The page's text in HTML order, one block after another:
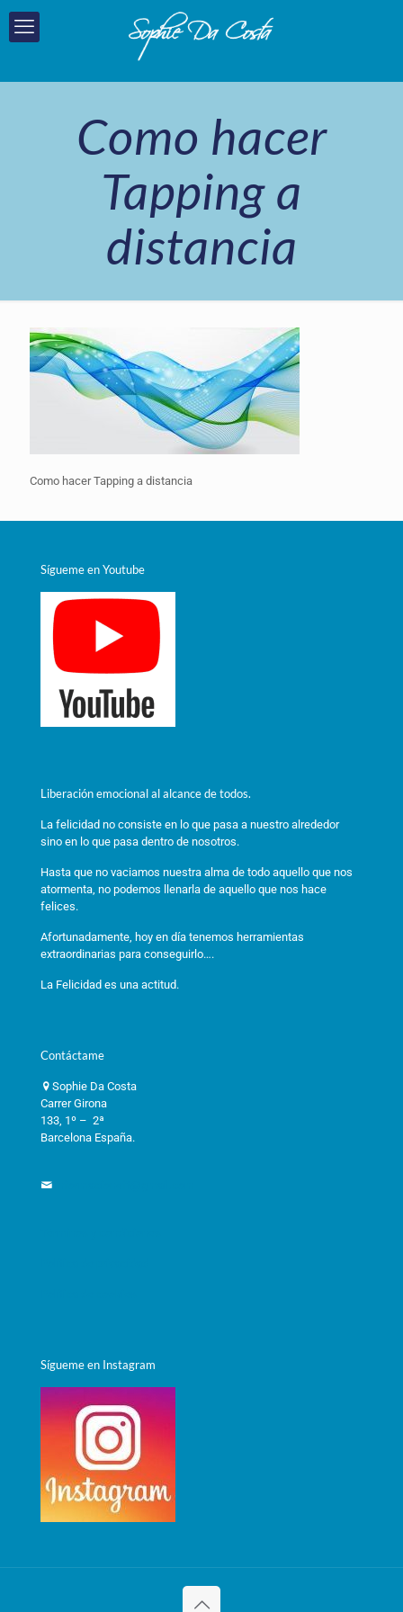
Como hacer
Tapping a
distancia
Como hacer Tapping a distancia
Sígueme en Youtube
Liberación emocional al alcance de todos.
La felicidad no consiste en lo que pasa a nuestro alrededor
sino en lo que pasa dentro de nosotros.
Hasta que no vaciamos nuestra alma de todo aquello que nos
atormenta, no podemos llenarla de aquello que nos hace
felices.
Afortunadamente, hoy en día tenemos herramientas
extraordinarias para conseguirlo….
La Felicidad es una actitud.
Contáctame
Sophie Da Costa
Carrer Girona
133, 1º – 2ª
Barcelona España.
Sígueme en Instagram